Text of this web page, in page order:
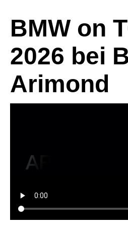
BMW on
2026 bei
Arimond